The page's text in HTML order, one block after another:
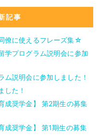
記事
僚に使えるフレーズ集☆
学プログラム説明会に参加
ム説明会に参加しました！
した！
成奨学金】 第2期生の募集
成奨学金】 第1期生の募集